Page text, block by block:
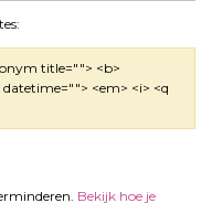
title=""> <b>
<em> <i> <q
Bekijk hoe je